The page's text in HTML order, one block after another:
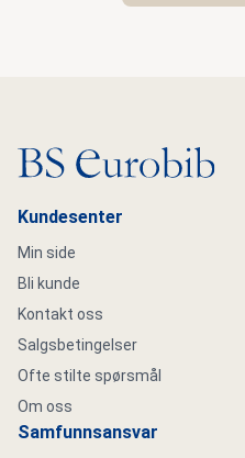
Gå til hovedsiden
Kundesenter
Min side
Bli kunde
Kontakt oss
Salgsbetingelser
Ofte stilte spørsmål
Om oss
Samfunnsansvar